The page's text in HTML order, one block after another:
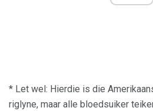
* Let wel: Hierdie is die
riglyne, maar alle bloedsuiker